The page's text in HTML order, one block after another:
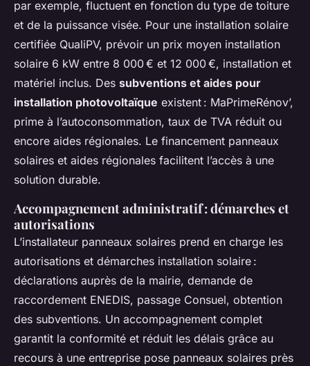
par exemple, fluctuent en fonction du type de toiture
et de la puissance visée. Pour une installation solaire
certifiée QualiPV, prévoir un prix moyen installation
solaire 6 kW entre 8 000 € et 12 000 €, installation et
matériel inclus. Des subventions et aides pour
installation photovoltaïque existent : MaPrimeRénov’,
prime à l’autoconsommation, taux de TVA réduit ou
encore aides régionales. Le financement panneaux
solaires et aides régionales facilitent l’accès à une
solution durable.
Accompagnement administratif : démarches et
autorisations
L’installateur panneaux solaires prend en charge les
autorisations et démarches installation solaire :
déclarations auprès de la mairie, demande de
raccordement ENEDIS, passage Consuel, obtention
des subventions. Un accompagnement complet
garantit la conformité et réduit les délais grâce au
recours à une entreprise pose panneaux solaires près